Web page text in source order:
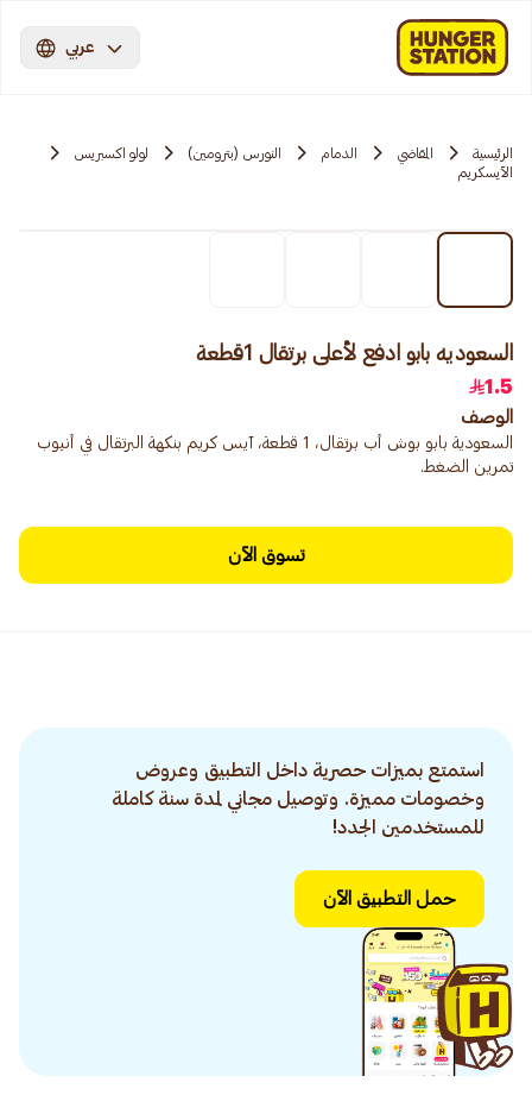
عربي
الرئيسية المقاضي الدمام النورس (بترومين)
لولو اكسبريس
الآيسكريم
السعوديه بابو ادفع لأعلى برتقال 1قطعة
1.5
الوصف
السعودية بابو بوش أب برتقال، 1 قطعة، آيس كريم بنكهة البرتقال في أنبوب
تمرين الضغط.
تسوق الآن
استمتع بميزات حصرية داخل التطبيق وعروض
وخصومات مميزة. وتوصيل مجاني لمدة سنة كاملة
للمستخدمين الجدد!
حمل التطبيق الآن